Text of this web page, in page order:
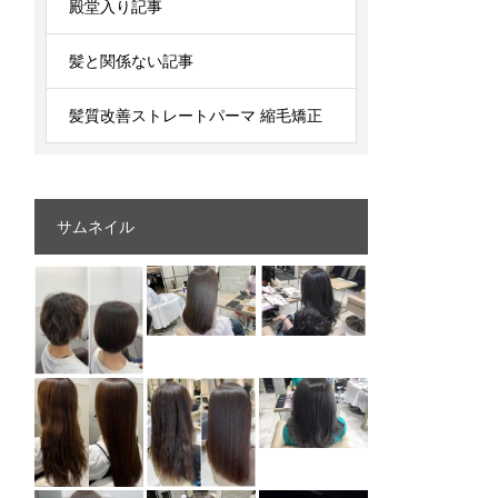
殿堂入り記事
髪と関係ない記事
髪質改善ストレートパーマ 縮毛矯正
サムネイル